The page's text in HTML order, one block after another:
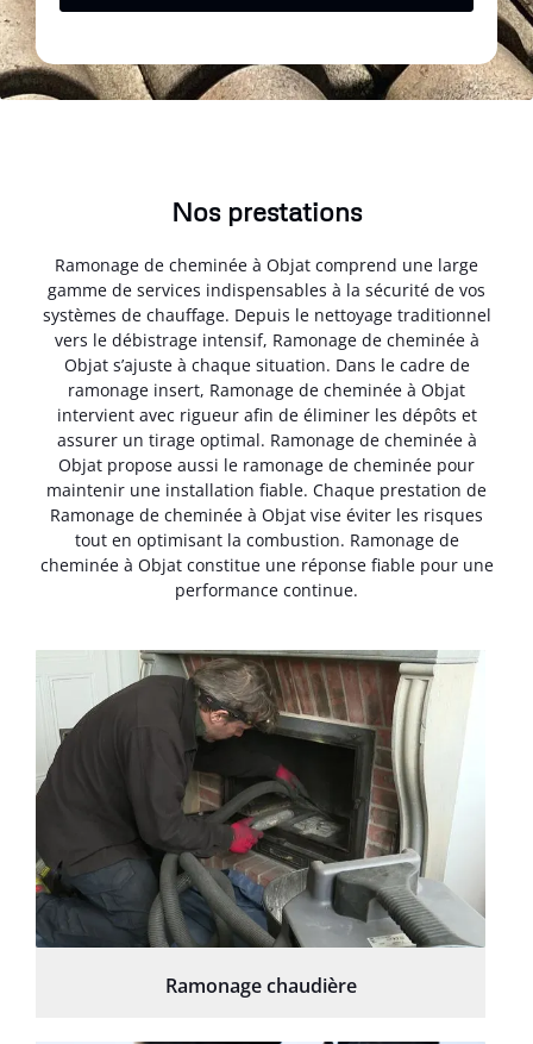
Nos prestations
Ramonage de cheminée à Objat comprend une large
gamme de services indispensables à la sécurité de vos
systèmes de chauffage. Depuis le nettoyage traditionnel
vers le débistrage intensif, Ramonage de cheminée à
Objat s’ajuste à chaque situation. Dans le cadre de
ramonage insert, Ramonage de cheminée à Objat
intervient avec rigueur afin de éliminer les dépôts et
assurer un tirage optimal. Ramonage de cheminée à
Objat propose aussi le ramonage de cheminée pour
maintenir une installation fiable. Chaque prestation de
Ramonage de cheminée à Objat vise éviter les risques
tout en optimisant la combustion. Ramonage de
cheminée à Objat constitue une réponse fiable pour une
performance continue.
Ramonage chaudière